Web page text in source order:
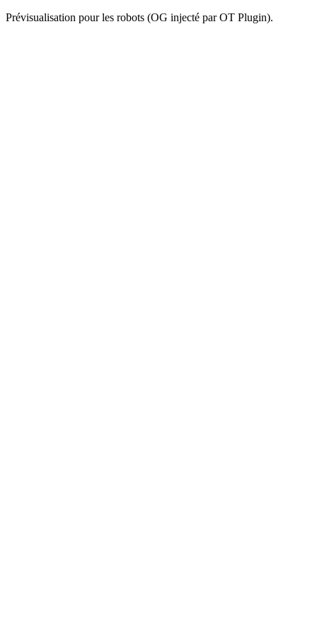
Prévisualisation pour les robots (OG injecté par OT Plugin).